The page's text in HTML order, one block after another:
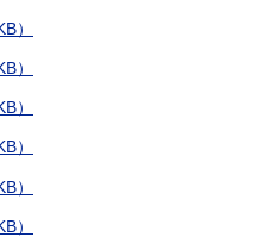
）
）
）
）
）
）